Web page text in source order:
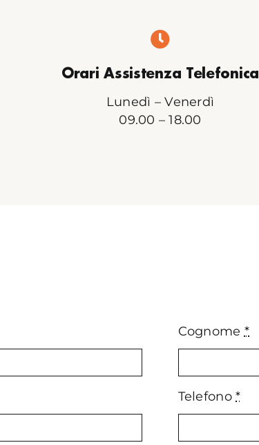
Orari Assistenza Telefonica
Lunedì – Venerdì
09.00 – 18.00
Cognome *
Telefono*